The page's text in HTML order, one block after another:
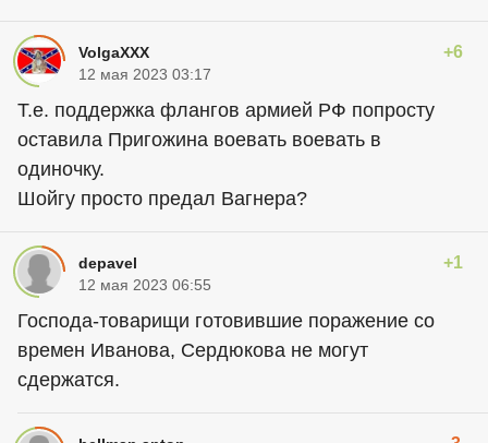
VolgaXXX +6
12 мая 2023 03:17
T.e. поддержка флангов армией РФ попросту
оставила Пригожина воевать воевать в
одиночку.
Шойгу просто предал Вагнера?
depavel +1
12 мая 2023 06:55
Господа-товарищи готовившие поражение со
времен Иванова, Сердюкова не могут
сдержатся.